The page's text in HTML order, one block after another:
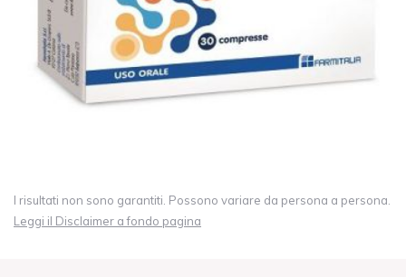
I risultati non sono garantiti. Possono variare da persona a persona.
Leggi il Disclaimer a fondo pagina